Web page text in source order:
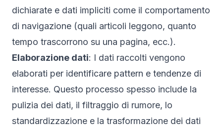
dichiarate e dati impliciti come il comportamento
di navigazione (quali articoli leggono, quanto
tempo trascorrono su una pagina, ecc.).
Elaborazione dati: I dati raccolti vengono
elaborati per identificare pattern e tendenze di
interesse. Questo processo spesso include la
pulizia dei dati, il filtraggio di rumore, lo
standardizzazione e la trasformazione dei dati